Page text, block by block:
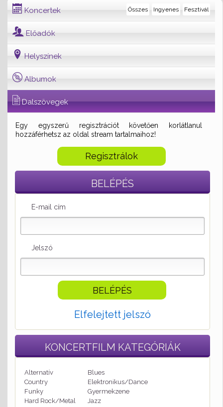
Koncertek Fesztivál
Ingyenes
Összes
Előadók
Helyszínek
Albumok
Dalszövegek
Egy egyszerű regisztrációt követően korlátlanul
hozzáférhetsz az oldal stream tartalmaihoz!
Regisztrálok
BELÉPÉS
E-mail cím
Jelszó
Elfelejtett jelszó
KONCERTFILM KATEGÓRIÁK
Alternatív
Blues
Country
Elektronikus/Dance
Funky
Gyermekzene
Hard Rock/Metal
Jazz